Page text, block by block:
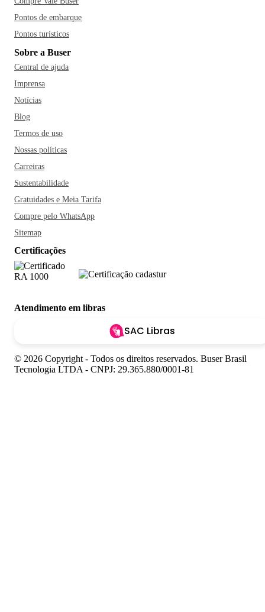
Pontos de embarque
Pontos turísticos
Sobre a Buser
Central de ajuda
Imprensa
Notícias
Blog
Termos de uso
Nossas políticas
Carreiras
Sustentabilidade
Gratuidades e Meia Tarifa
Compre pelo WhatsApp
Sitemap
Certificações
Atendimento em libras
SAC Libras
© 2026 Copyright - Todos os direitos reservados. Buser Brasil
Tecnologia LTDA - CNPJ: 29.365.880/0001-81